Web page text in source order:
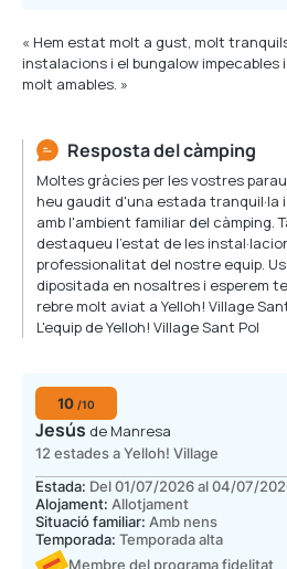
« Hem estat molt a gust, molt
instalacions i el bungalow impecables
molt amables. »
Resposta del càmping
Moltes gràcies per les vostres
heu gaudit d'una estada tranquil·la
amb l'ambient familiar del càmping.
destaqueu l'estat de les
professionalitat del nostre equip.
dipositada en nosaltres i esperem
rebre molt aviat a Yelloh! Village
L'equip de Yelloh! Village Sant Pol
10 /10
Jesús de Manresa
12 estades a Yelloh! Village
Estada: Del 01/07/2026 al 04/07/
Alojament: Allotjament
Situació familiar: Amb nens
Temporada: Temporada alta
Membre del programa fidelitat